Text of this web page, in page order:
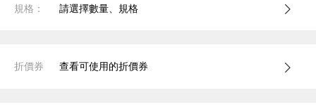
規格： 請選擇數量、規格
折價券 查看可使用的折價券